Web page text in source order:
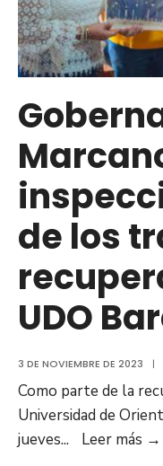
de los
UDO
3 DE NOVIEMBRE DE 2023 |
Como parte de la
Universidad de
jueves... Leer más →